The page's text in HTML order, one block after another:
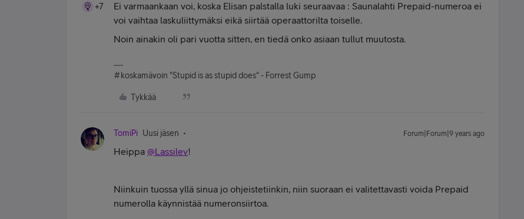
+7
Ei varmaankaan voi, koska Elisan palstalla luki seuraavaa : Saunalahti Prepaid-numeroa ei
voi vaihtaa laskuliittymäksi eikä siirtää operaattorilta toiselle.
Noin ainakin oli pari vuotta sitten, en tiedä onko asiaan tullut muutosta.
#koskamävoin "Stupid is as stupid does" - Forrest Gump
Tykkää
TomiPi Uusi jäsen Forum|Forum|9 years ago
Heippa @Lassilev!
Niinkuin tuossa yllä sinua jo ohjeistetiinkin, niin suoraan ei valitettavasti voida Prepaid
numerolla käynnistää numeronsiirtoa.